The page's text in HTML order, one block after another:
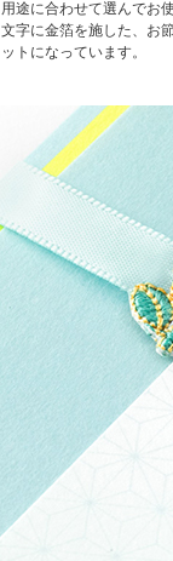
用途に合わせて選んでお
文字に金箔を施した、お
ットになっています。